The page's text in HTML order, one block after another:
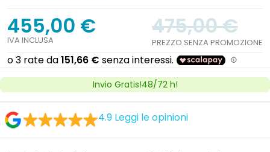
455,00 €
IVA INCLUSA
475,00 €
PREZZO SENZA PROMOZIONE
Invio Gratis!48/72 h!
4.9 Leggi le opinioni